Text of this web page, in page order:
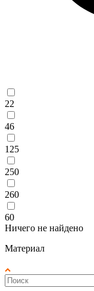
22
46
125
250
260
60
Ничего не найдено
Материал